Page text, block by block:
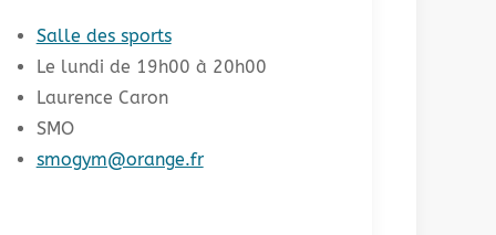
Salle des sports
Le lundi de 19h00 à 20h00
Laurence Caron
SMO
smogym@orange.fr